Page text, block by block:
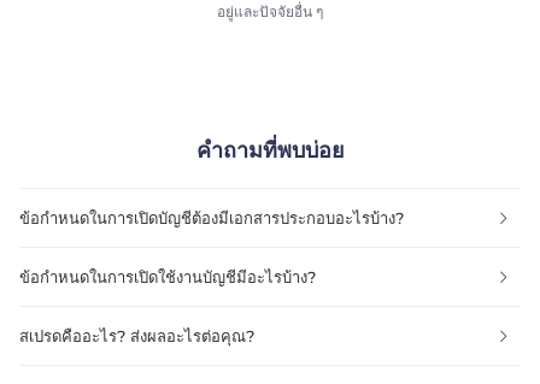
อยู่และปัจจัยอื่น ๆ
คำถามที่พบบ่อย
ข้อกำหนดในการเปิดบัญชีต้องมีเอกสารประกอบอะไรบ้าง?
ข้อกำหนดในการเปิดใช้งานบัญชีมีอะไรบ้าง?
สเปรดคืออะไร? ส่งผลอะไรต่อคุณ?